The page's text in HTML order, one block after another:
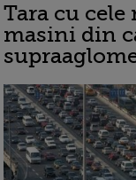
Tara cu
masini din